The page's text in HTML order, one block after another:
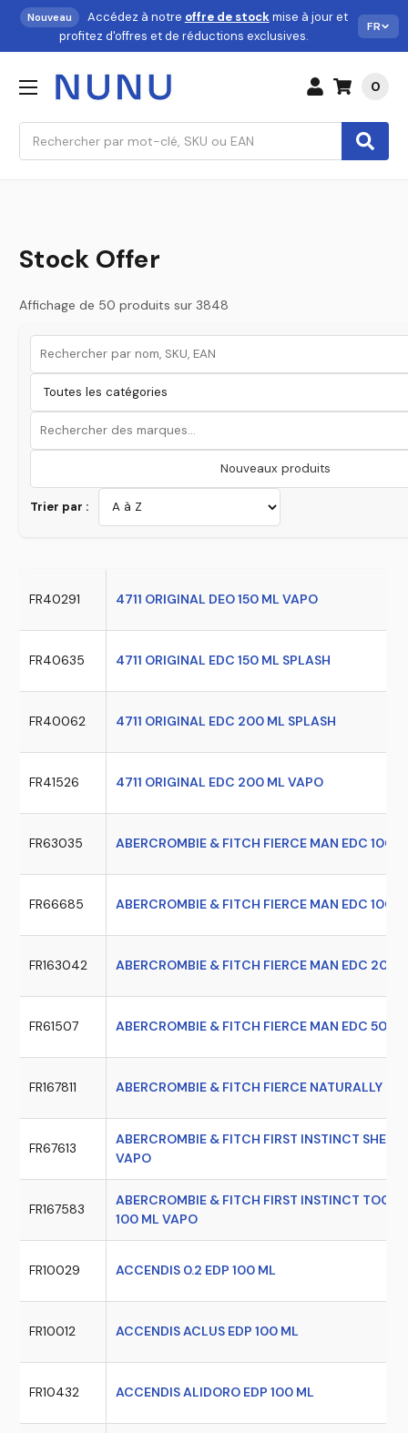
Nouveau Accédez à notre offre de stockmise à jour et
profitez d'offres et de réductions exclusives.
FR
0
Stock Offer
Affichage de 50 produits sur 3848
Nouveaux produits
Trier par :
FR40291 4711 ORIGINAL DEO 150 ML VAPO
FR40635 4711 ORIGINAL EDC 150 ML SPLASH
FR40062 4711 ORIGINAL EDC 200 ML SPLASH
FR41526 4711 ORIGINAL EDC 200 ML VAPO
FR63035 ABERCROMBIE & FITCH FIERCE MAN EDC 100
FR66685 ABERCROMBIE & FITCH FIERCE MAN EDC 100
FR163042 ABERCROMBIE & FITCH FIERCE MAN EDC 200
FR61507 ABERCROMBIE & FITCH FIERCE MAN EDC 50
FR167811 ABERCROMBIE & FITCH FIERCE NATURALLY
FR67613
ABERCROMBIE & FITCH FIRST INSTINCT
VAPO
FR167583
ABERCROMBIE & FITCH FIRST INSTINCT
100 ML VAPO
FR10029 ACCENDIS 0.2 EDP 100 ML
FR10012 ACCENDIS ACLUS EDP 100 ML
FR10432 ACCENDIS ALIDORO EDP 100 ML